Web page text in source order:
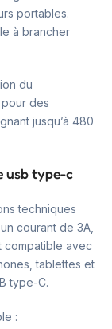
portables.
à brancher
du
des
jusqu’à 480
usb type-c
techniques
courant de 3A,
compatible avec
tablettes et
type-C.
: